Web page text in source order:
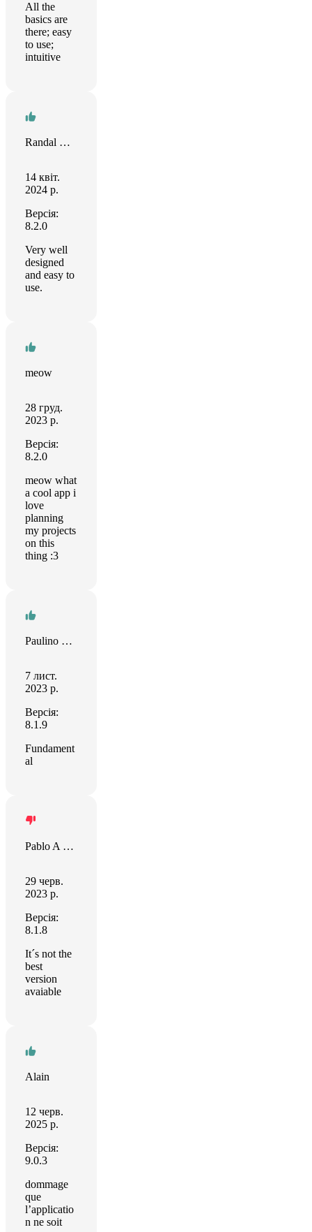
All the
basics are
there; easy
to use;
intuitive
Randal Glover
14 квіт.
2024 р.
Версія:
8.2.0
Very well
designed
and easy to
use.
meow
28 груд.
2023 р.
Версія:
8.2.0
meow what
a cool app i
love
planning
my projects
on this
thing :3
Paulino R. E Silva
7 лист.
2023 р.
Версія:
8.1.9
Fundament
al
Pablo A Méndez Vargas
29 черв.
2023 р.
Версія:
8.1.8
It´s not the
best
version
avaiable
Alain
12 черв.
2025 р.
Версія:
9.0.3
dommage
que
l’applicatio
n ne soit